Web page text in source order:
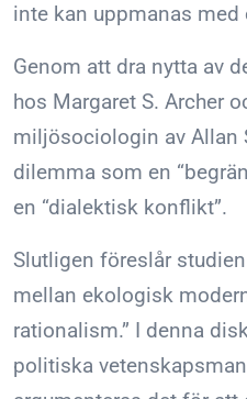
inte kan uppmanas
Genom att dra nytta av
hos Margaret S. Archer
miljösociologin av Allan
dilemma som en
en “dialektisk konflikt”.
Slutligen föreslår
mellan ekologisk
rationalism.” I denna
politiska